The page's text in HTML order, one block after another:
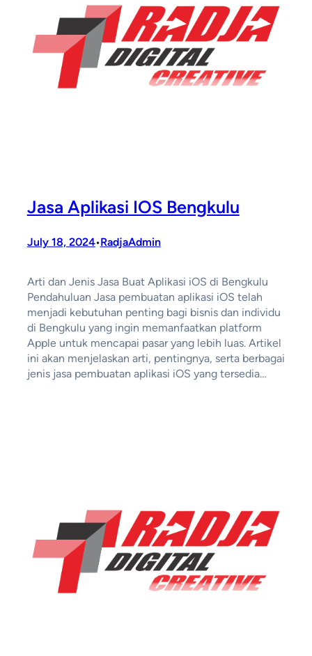
Jasa Aplikasi IOS Bengkulu
July 18, 2024•RadjaAdmin
Arti dan Jenis Jasa Buat Aplikasi iOS di Bengkulu
Pendahuluan Jasa pembuatan aplikasi iOS telah
menjadi kebutuhan penting bagi bisnis dan individu
di Bengkulu yang ingin memanfaatkan platform
Apple untuk mencapai pasar yang lebih luas. Artikel
ini akan menjelaskan arti, pentingnya, serta berbagai
jenis jasa pembuatan aplikasi iOS yang tersedia…